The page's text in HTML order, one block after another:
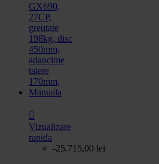

Vizualizare
rapida
-25.715,00 lei